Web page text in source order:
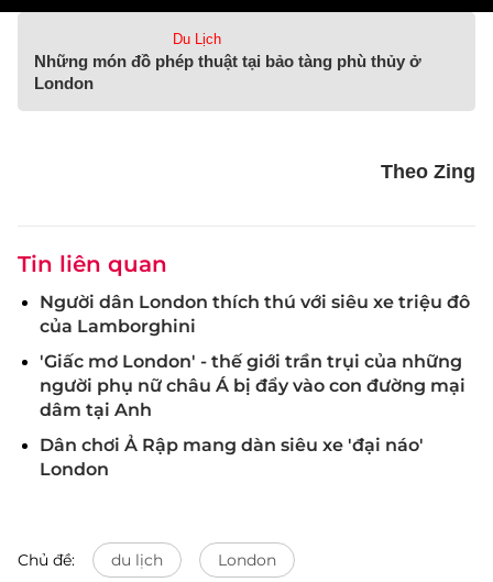
Du Lịch
Những món đồ phép thuật tại bảo tàng phù thủy ở
London
Theo Zing​​​​​​​
Tin liên quan
Người dân London thích thú với siêu xe triệu đô
của Lamborghini
'Giấc mơ London' - thế giới trần trụi của những
người phụ nữ châu Á bị đẩy vào con đường mại
dâm tại Anh
Dân chơi Ả Rập mang dàn siêu xe 'đại náo'
London
Chủ đề: du lịch London